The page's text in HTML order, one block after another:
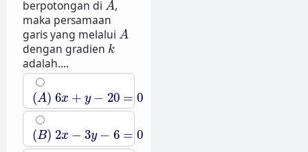
berpotongan di A,
maka persamaan
garis yang melalui A
A
dengan gradien k
k
adalah....
(A) 6x + y − 20 = 0
(A) 6x+ y −20 =0
(B) 2x − 3y − 6 = 0
(B) 2x− y−6 0